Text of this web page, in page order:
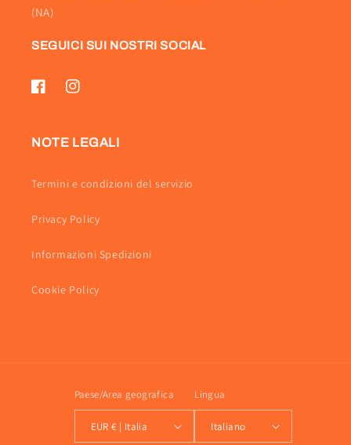
(NA)
SEGUICI SUI NOSTRI SOCIAL
FacebookInstagram
NOTE LEGALI
Termini e condizioni del servizio
Privacy Policy
Informazioni Spedizioni
Cookie Policy
Paese/Area geografica
EUR € | Italia
Lingua
Italiano